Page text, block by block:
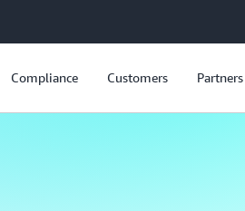
Compliance Customers Partners